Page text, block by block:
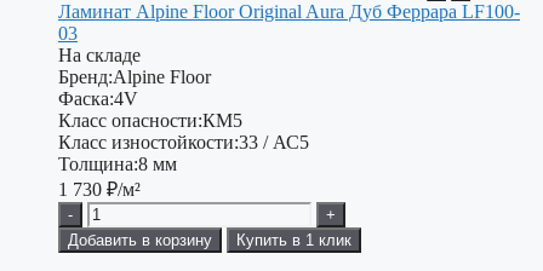
Ламинат Alpine Floor Original Aura Дуб Феррара LF100-
03
На складе
Бренд:Alpine Floor
Фаска:4V
Класс опасности:КМ5
Класс изностойкости:33 / АС5
Толщина:8 мм
1 730 ₽/м²
-
+
Добавить в корзину
Купить в 1 клик